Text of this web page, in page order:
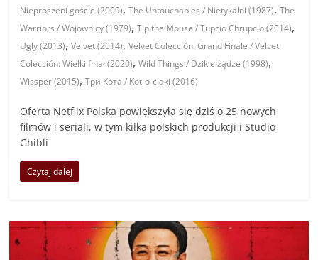
Nieproszeni goście (2009),The Untouchables / Nietykalni (1987),The
Warriors / Wojownicy (1979),Tip the Mouse / Tupcio Chrupcio (2014),
Ugly (2013),Velvet (2014),Velvet Colección: Grand Finale / Velvet
Colección: Wielki finał (2020),Wild Things / Dzikie żądze (1998),
Wissper (2015),Три Кота / Kot-o-ciaki (2016)
Oferta Netflix Polska powiększyła się dziś o 25 nowych
filmów i seriali, w tym kilka polskich produkcji i Studio
Ghibli
Czytaj dalej